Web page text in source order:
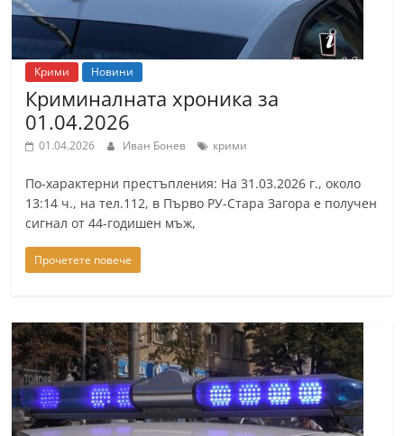
o
g
a
l
l
e
r
y
-
k
z
a
n
l
a
Крими Новини
Криминалната хроника за
01.04.2026
01.04.2026 Иван Бонев крими
По-характерни престъпления: На 31.03.2026 г., около
13:14 ч., на тел.112, в Първо РУ-Стара Загора е получен
сигнал от 44-годишен мъж,
Прочетете повече